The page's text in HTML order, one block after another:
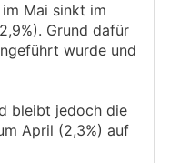
Mai sinkt im
Grund dafür
wurde und
bleibt jedoch die
April (2,3%) auf